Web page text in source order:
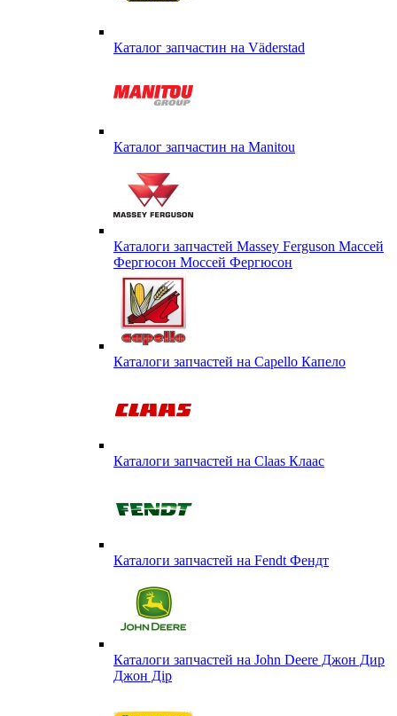
Каталог запчастин на Väderstad
Каталог запчастин на Маnitou
Каталоги запчастей Massey Ferguson Массей
Фергюсон Моссей Фергюсон
Каталоги запчастей на Capello Капело
Каталоги запчастей на Claas Клаас
Каталоги запчастей на Fendt Фендт
Каталоги запчастей на John Deere Джон Дир
Джон Дір